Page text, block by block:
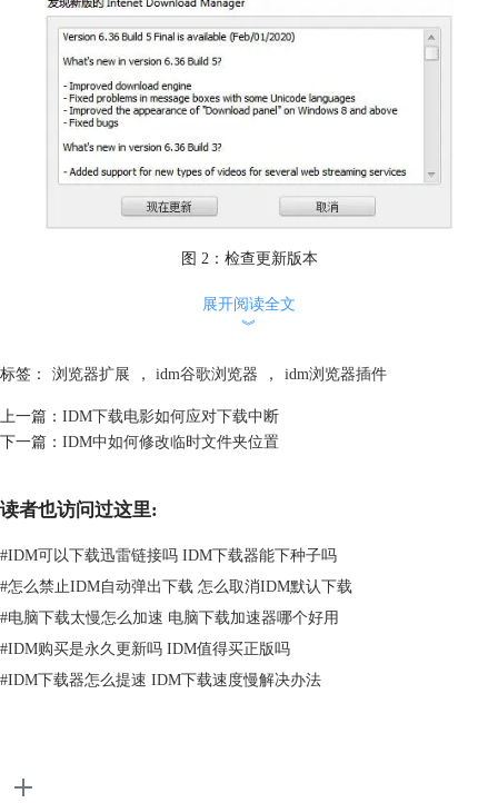
图 2：检查更新版本
果没有的话在前面的选框中打钩选中即可。
方法二：
展开阅读全文
︾
标签： 浏览器扩展 ， idm谷歌浏览器 ， idm浏览器插件
上一篇： IDM下载电影如何应对下载中断
下一篇： IDM中如何修改临时文件夹位置
读者也访问过这里:
#IDM可以下载迅雷链接吗 IDM下载器能下种子吗
#怎么禁止IDM自动弹出下载 怎么取消IDM默认下载
#电脑下载太慢怎么加速 电脑下载加速器哪个好用
#IDM购买是永久更新吗 IDM值得买正版吗
#IDM下载器怎么提速 IDM下载速度慢解决办法